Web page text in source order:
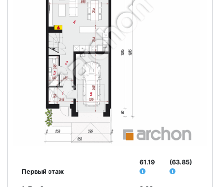
Первый этаж
61.19 (63.85)